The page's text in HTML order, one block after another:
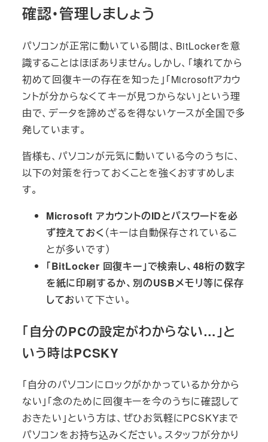
確認・管理しましょう
パソコンが正常に動いている間は、BitLockerを意
識することはほぼありません。しかし、「壊れてから
初めて回復キーの存在を知った」「Microsoftアカウ
ントが分からなくてキーが見つからない」という理
由で、データを諦めざるを得ないケースが全国で多
発しています。
皆様も、パソコンが元気に動いている今のうちに、
以下の対策を行っておくことを強くおすすめしま
す。
Microsoft アカウントのIDとパスワードを必
ず控えておく（キーは自動保存されているこ
とが多いです）
「BitLocker 回復キー」で検索し、48桁の数字
を紙に印刷するか、別のUSBメモリ等に保存
しておいて下さい。
「自分のPCの設定がわからない…」と
いう時はPCSKY
「自分のパソコンにロックがかかっているか分から
ない」「念のために回復キーを今のうちに確認して
おきたい」という方は、ぜひお気軽にPCSKYまで
パソコンをお持ち込みください。スタッフが分かり